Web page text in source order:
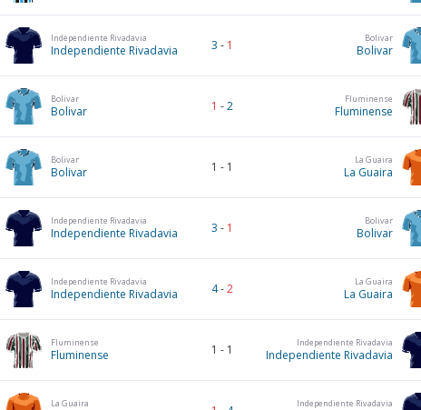
Independiente Rivadavia
Independiente Rivadavia 3 - 1 Bolivar
Bolivar
Bolivar
Bolivar 1 -2 Fluminense
Fluminense
Bolivar
Bolivar 1 - 1 La Guaira
La Guaira
Independiente Rivadavia
Independiente Rivadavia 3 - 1 Bolivar
Bolivar
Independiente Rivadavia
Independiente Rivadavia 4-2 La Guaira
La Guaira
Fluminense
Fluminense 1 - 1 Independiente Rivadavia
Independiente Rivadavia
La Guaira Independiente Rivadavia